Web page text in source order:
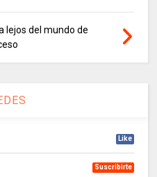
lejos del mundo de
Like
Suscribirte